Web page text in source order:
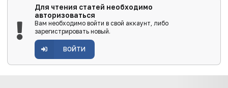
Для чтения статей необходимо
авторизоваться
Вам необходимо войти в свой аккаунт, либо
зарегистрировать новый.
ВОЙТИ